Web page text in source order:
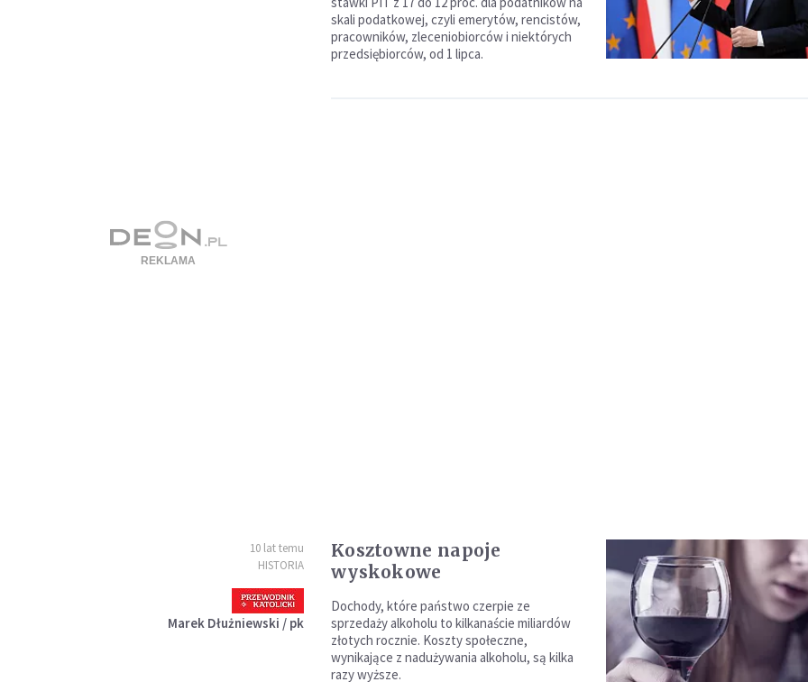
skali podatkowej, czyli emerytów, rencistów,
pracowników, zleceniobiorców i niektórych
przedsiębiorców, od 1 lipca.
10 lat temu
HISTORIA
Marek Dłużniewski / pk
Kosztowne napoje
wyskokowe
Dochody, które państwo czerpie ze
sprzedaży alkoholu to kilkanaście miliardów
złotych rocznie. Koszty społeczne,
wynikające z nadużywania alkoholu, są kilka
razy wyższe.